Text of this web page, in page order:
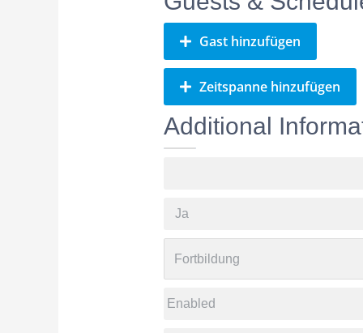
Gast hinzufügen
Zeitspanne hinzufügen
Additional